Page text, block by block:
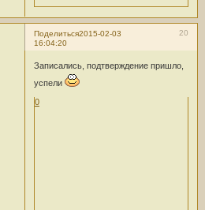
Поделиться 20
2015-02-03
16:04:20
Записались, подтверждение пришло,
успели
0